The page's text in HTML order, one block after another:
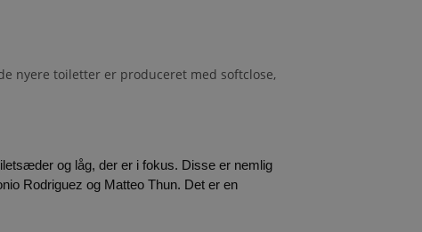
nyere toiletter er produceret med softclose,
og låg, der er i fokus. Disse er nemlig
Rodriguez og Matteo Thun. Det er en